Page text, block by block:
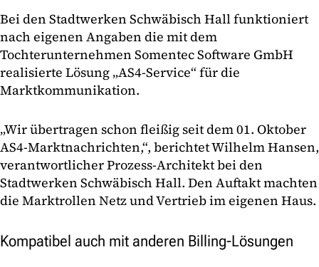
Bei den Stadtwerken Schwäbisch Hall funktioniert
nach eigenen Angaben die mit dem
Tochterunternehmen Somentec Software GmbH
realisierte Lösung „AS4-Service“ für die
Marktkommunikation.
„Wir übertragen schon fleißig seit dem 01. Oktober
AS4-Marktnachrichten,“, berichtet Wilhelm Hansen,
verantwortlicher Prozess-Architekt bei den
Stadtwerken Schwäbisch Hall. Den Auftakt machten
die Marktrollen Netz und Vertrieb im eigenen Haus.
Kompatibel auch mit anderen Billing-Lösungen